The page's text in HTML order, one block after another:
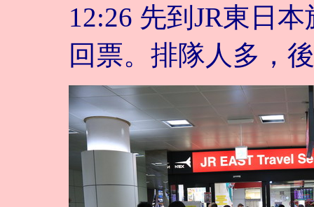
12:26 先到JR東日
回票。排隊人多，